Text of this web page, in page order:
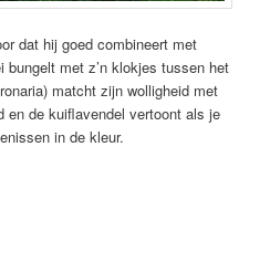
dat hij goed combineert met
bungelt met z’n klokjes tussen het
matcht zijn wolligheid met
en de kuiflavendel vertoont als je
in de kleur.